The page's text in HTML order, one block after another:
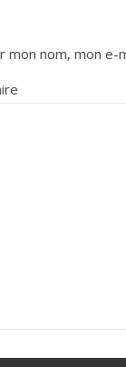
mon nom, mon e-